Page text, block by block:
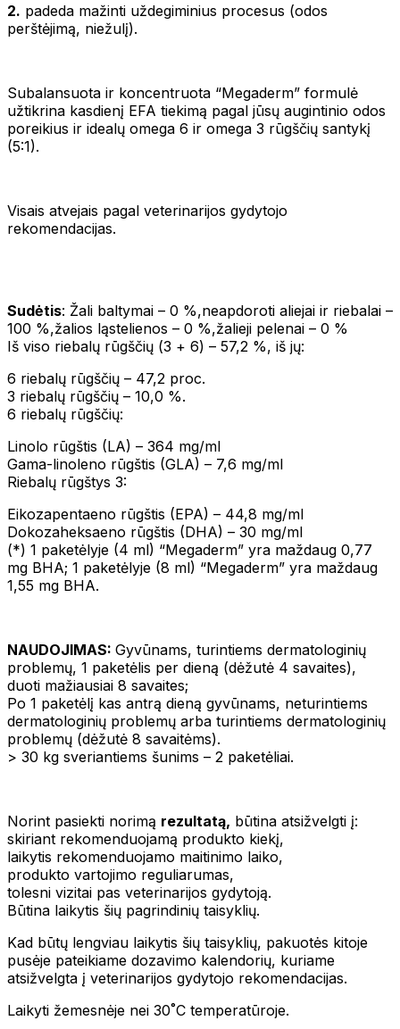
2. padeda mažinti uždegiminius procesus (odos
perštėjimą, niežulį).
Subalansuota ir koncentruota “Megaderm” formulė
užtikrina kasdienį EFA tiekimą pagal jūsų augintinio odos
poreikius ir idealų omega 6 ir omega 3 rūgščių santykį
(5:1).
Visais atvejais pagal veterinarijos gydytojo
rekomendacijas.
Sudėtis: Žali baltymai – 0 %,neapdoroti aliejai ir riebalai –
100 %,žalios ląstelienos – 0 %,žalieji pelenai – 0 %
Iš viso riebalų rūgščių (Ѡ3 + Ѡ6) – 57,2 %, iš jų:
Ѡ6 riebalų rūgščių – 47,2 proc.
Ѡ3 riebalų rūgščių – 10,0 %.
Ѡ6 riebalų rūgščių:
Linolo rūgštis (LA) – 364 mg/ml
Gama-linoleno rūgštis (GLA) – 7,6 mg/ml
Riebalų rūgštys Ѡ3:
Eikozapentaeno rūgštis (EPA) – 44,8 mg/ml
Dokozaheksaeno rūgštis (DHA) – 30 mg/ml
(*) 1 paketėlyje (4 ml) “Megaderm” yra maždaug 0,77
mg BHA; 1 paketėlyje (8 ml) “Megaderm” yra maždaug
1,55 mg BHA.
NAUDOJIMAS: Gyvūnams, turintiems dermatologinių
problemų, 1 paketėlis per dieną (dėžutė 4 savaites),
duoti mažiausiai 8 savaites;
Po 1 paketėlį kas antrą dieną gyvūnams, neturintiems
dermatologinių problemų arba turintiems dermatologinių
problemų (dėžutė 8 savaitėms).
> 30 kg sveriantiems šunims – 2 paketėliai.
Norint pasiekti norimą rezultatą, būtina atsižvelgti į:
skiriant rekomenduojamą produkto kiekį,
laikytis rekomenduojamo maitinimo laiko,
produkto vartojimo reguliarumas,
tolesni vizitai pas veterinarijos gydytoją.
Būtina laikytis šių pagrindinių taisyklių.
Kad būtų lengviau laikytis šių taisyklių, pakuotės kitoje
pusėje pateikiame dozavimo kalendorių, kuriame
atsižvelgta į veterinarijos gydytojo rekomendacijas.
Laikyti žemesnėje nei 30˚C temperatūroje.